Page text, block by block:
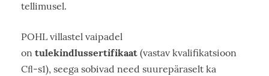
tellimusel.
POHL villastel vaipadel
on tulekindlussertifikaat (vastav kvalifikatsioon
Cﬂ-s1), seega sobivad need suurepäraselt ka